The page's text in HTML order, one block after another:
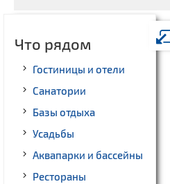
Что рядом
Гостиницы и отели
Санатории
Базы отдыха
Усадьбы
Аквапарки и бассейны
Рестораны